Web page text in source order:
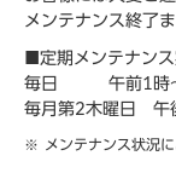
メンテナンス終了
■定期メンテナン
毎日 午前1時～
毎月第2木曜日 午
メンテナンス状況